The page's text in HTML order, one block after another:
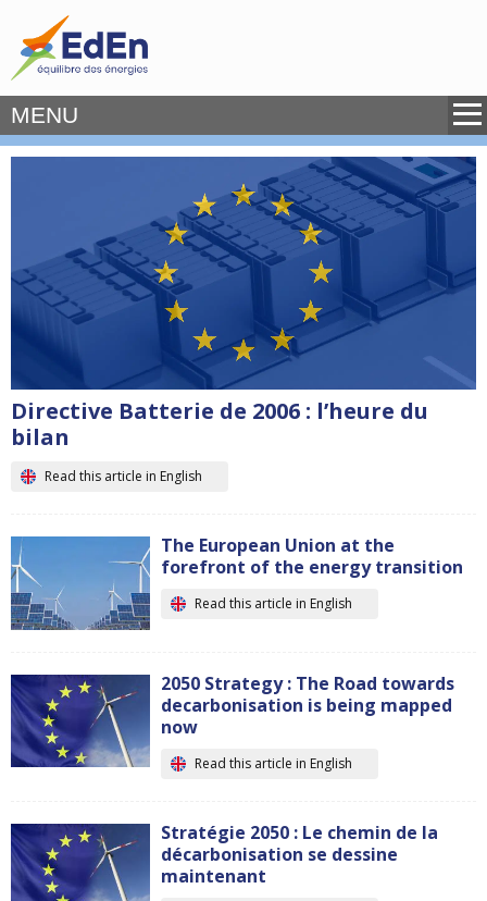
MENU
Directive Batterie de 2006 : l’heure du
bilan
Read this article in English
The European Union at the
forefront of the energy transition
Read this article in English
2050 Strategy : The Road towards
decarbonisation is being mapped
now
Read this article in English
Stratégie 2050 : Le chemin de la
décarbonisation se dessine
maintenant